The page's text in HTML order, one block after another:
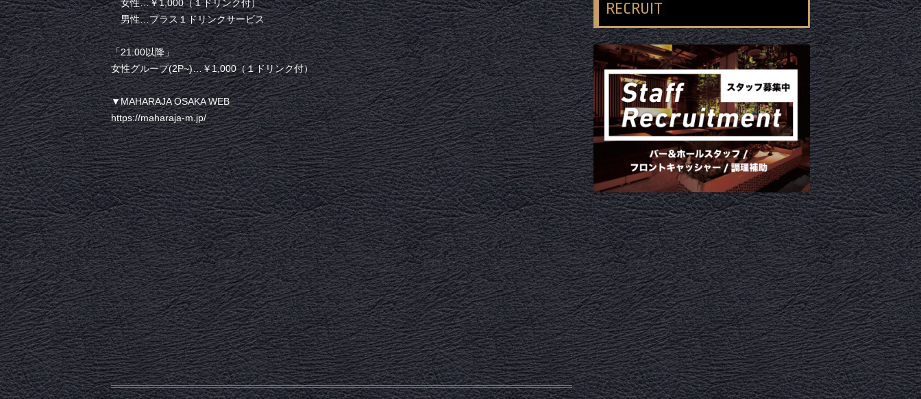
女性…￥1,000（１ドリンク付）
男性…プラス１ドリンクサービス
「21:00以降」
女性グループ(2P~)…￥1,000（１ドリンク付）
▼MAHARAJA OSAKA WEB
https://maharaja-m.jp/
RECRUIT